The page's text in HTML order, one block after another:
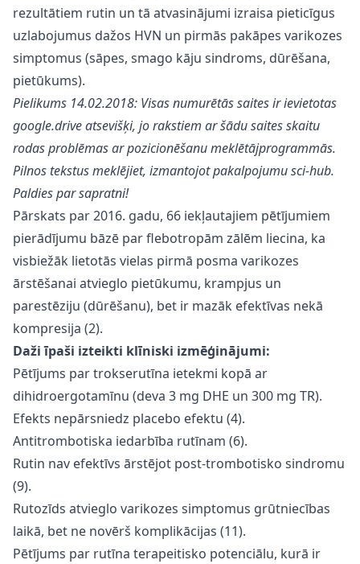
rezultātiem rutin un tā atvasinājumi izraisa pieticīgus
uzlabojumus dažos HVN un pirmās pakāpes varikozes
simptomus (sāpes, smago kāju sindroms, dūrēšana,
pietūkums).
Pielikums 14.02.2018: Visas numurētās saites ir ievietotas
google.driveatsevišķi, jo rakstiem ar šādu saites skaitu
rodas problēmas ar pozicionēšanu meklētājprogrammās.
Pilnos tekstus meklējiet, izmantojot pakalpojumu sci-hub.
Paldies par sapratni!
Pārskats par 2016. gadu, 66 iekļautajiem pētījumiem
pierādījumu bāzē par flebotropām zālēm liecina, ka
visbiežāk lietotās vielas pirmā posma varikozes
ārstēšanai atvieglo pietūkumu, krampjus un
parestēziju (dūrēšanu), bet ir mazāk efektīvas nekā
kompresija (2).
Daži īpaši izteikti klīniski izmēģinājumi:
Pētījums par trokserutīna ietekmi kopā ar
dihidroergotamīnu (deva 3 mg DHE un 300 mg TR).
Efekts nepārsniedz placebo efektu (4).
Antitrombotiska iedarbība rutīnam (6).
Rutin nav efektīvs ārstējot post-trombotisko sindromu
(9).
Rutozīds atvieglo varikozes simptomus grūtniecības
laikā, bet ne novērš komplikācijas (11).
Pētījums par rutīna terapeitisko potenciālu, kurā ir